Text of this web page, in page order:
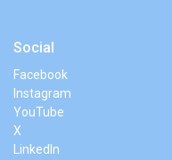
Social
Facebook
Instagram
YouTube
X
LinkedIn